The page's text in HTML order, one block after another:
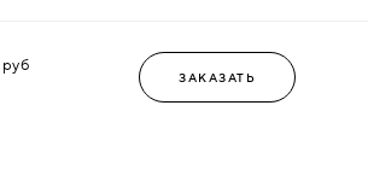
руб
ЗАКАЗАТЬ